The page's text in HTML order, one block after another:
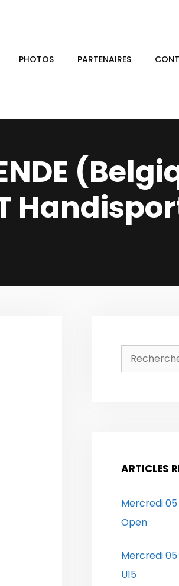
PHOTOS PARTENAIRES
Rechercher
ARTICLES
Mercredi 05
Open
Mercredi 05
U15